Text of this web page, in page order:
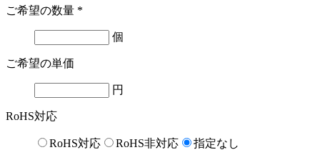
ご希望の数量 *
個
ご希望の単価
円
RoHS対応
RoHS対応 RoHS非対応 指定なし